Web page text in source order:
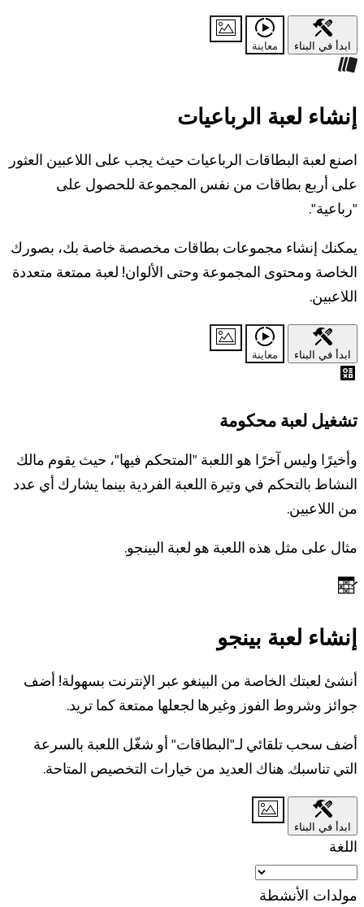
ابدأ في البناء معاينة
إنشاء لعبة الرباعيات
اصنع لعبة البطاقات الرباعيات حيث يجب على اللاعبين العثور
على أربع بطاقات من نفس المجموعة للحصول على
"رباعية".
يمكنك إنشاء مجموعات بطاقات مخصصة خاصة بك، بصورك
الخاصة ومحتوى المجموعة وحتى الألوان! لعبة ممتعة متعددة
اللاعبين.
ابدأ في البناء معاينة
تشغيل لعبة محكومة
وأخيرًا وليس آخرًا هو اللعبة "المتحكم فيها"، حيث يقوم مالك
النشاط بالتحكم في وتيرة اللعبة الفردية بينما يشارك أي عدد
من اللاعبين.
مثال على مثل هذه اللعبة هو لعبة البينجو.
إنشاء لعبة بينجو
أنشئ لعبتك الخاصة من البينغو عبر الإنترنت بسهولة! أضف
جوائز وشروط الفوز وغيرها لجعلها ممتعة كما تريد.
أضف سحب تلقائي لـ"البطاقات" أو شغّل اللعبة بالسرعة
التي تناسبك. هناك العديد من خيارات التخصيص المتاحة.
ابدأ في البناء
اللغة
مولدات الأنشطة